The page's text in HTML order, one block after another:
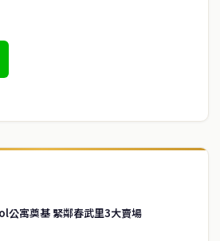
公寓奠基 緊鄰春武里3大賣場